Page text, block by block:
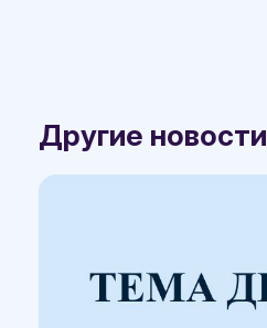
Другие новости